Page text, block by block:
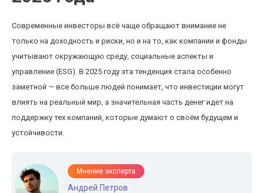
Современные инвесторы всё чаще обращают внимание не
только на доходность и риски, но и на то, как компании и фонды
учитывают окружающую среду, социальные аспекты и
управление (ESG). В 2025 году эта тенденция стала особенно
заметной — все больше людей понимает, что инвестиции могут
влиять на реальный мир, а значительная часть денег идет на
поддержку тех компаний, которые думают о своём будущем и
устойчивости.
Мнение эксперта
Андрей Петров